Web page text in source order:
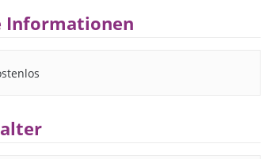
Informationen